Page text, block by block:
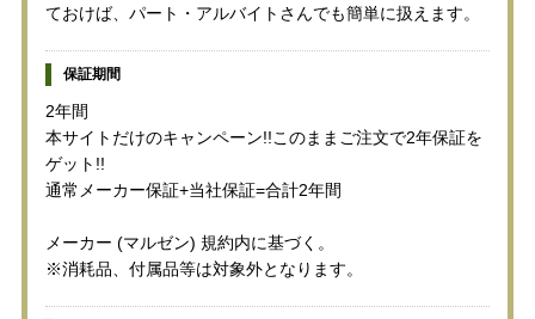
ておけば、パート・アルバイトさんでも簡単に扱えます。
保証期間
2年間
本サイトだけのキャンペーン!!このままご注文で2年保証を
ゲット!!
通常メーカー保証+当社保証=合計2年間
メーカー (マルゼン) 規約内に基づく。
※消耗品、付属品等は対象外となります。